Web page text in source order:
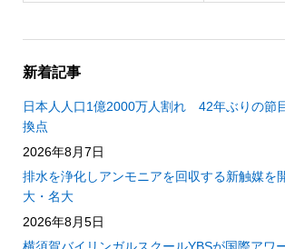
新着記事
日本人人口1億2000万人割れ 42年ぶりの節
換点
2026年8月7日
排水を浄化しアンモニアを回収する新触媒
大・名大
2026年8月5日